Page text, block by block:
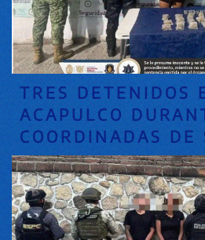
TRES DETENIDOS
ACAPULCO
COORDINADAS DE